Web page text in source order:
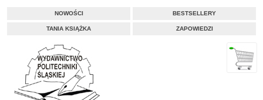
NOWOŚCI BESTSELLERY
TANIA KSIĄŻKA ZAPOWIEDZI